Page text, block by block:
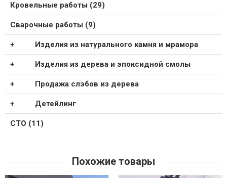
Кровельные работы (29)
Сварочные работы (9)
Изделия из натурального камня и мрамора
Изделия из дерева и эпоксидной смолы
Продажа слэбов из дерева
Детейлинг
СТО (11)
Похожие товары